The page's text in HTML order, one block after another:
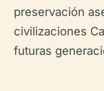
preservación
civilizaciones
futuras